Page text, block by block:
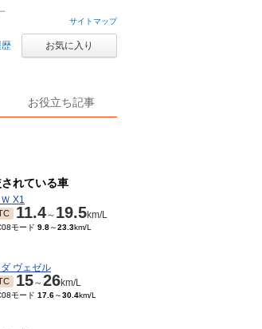
サイトマップ
歴 お気に入り
お役立ち記事
れている車
X1
11.4～ 19.5km/L
モード 9.8～23.3km/L
ヴェゼル
15～26km/L
モード 17.6～30.4km/L